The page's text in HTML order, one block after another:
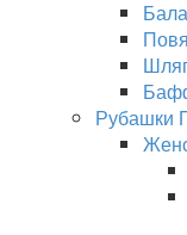
Рубашки